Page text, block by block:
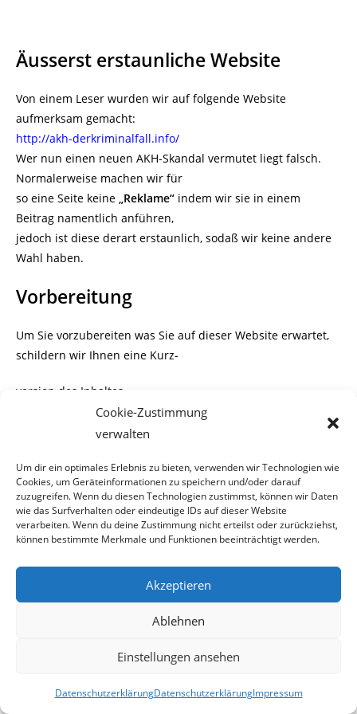
Cookie-Zustimmung
verwalten
Um dir ein optimales Erlebnis zu bieten, verwenden wir Technologien wie
Cookies, um Geräteinformationen zu speichern und/oder darauf
zuzugreifen. Wenn du diesen Technologien zustimmst, können wir Daten
wie das Surfverhalten oder eindeutige IDs auf dieser Website
verarbeiten. Wenn du deine Zustimmung nicht erteilst oder zurückziehst,
können bestimmte Merkmale und Funktionen beeinträchtigt werden.
Akzeptieren
Ablehnen
Einstellungen ansehen
DatenschutzerklärungDatenschutzerklärungImpressum
Äusserst erstaunliche Website
Von einem Leser wurden wir auf folgende Website
aufmerksam gemacht:
http://akh-derkriminalfall.info/
Wer nun einen neuen AKH-Skandal vermutet liegt falsch.
Normalerweise machen wir für
so eine Seite keine „Reklame“ indem wir sie in einem
Beitrag namentlich anführen,
jedoch ist diese derart erstaunlich, sodaß wir keine andere
Wahl haben.
Vorbereitung
Um Sie vorzubereiten was Sie auf dieser Website erwartet,
schildern wir Ihnen eine Kurz-
version des Inhaltes.
Hans L., der Betreiber dieser Seite, war anfangs der 80er
Jahre an der US-Botschaft
kennen, die er 1982
heiratete.
In diesem Zeit heirateten auch die leiblichen Eltern seiner
Das Mädchen wurde im Februar 1983 geboren und der
leibliche Vater von dieser, ist der Cousin